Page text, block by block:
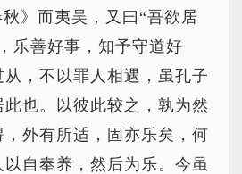
》而夷吴，又曰“吾欲居
乐善好事，知予守道好
，不以罪人相遇，虽孔子
也。以彼此较之，孰为然
外有所适，固亦乐矣，何
自奉养，然后为乐。今虽